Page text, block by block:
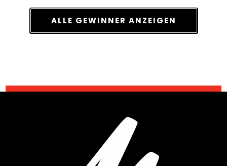
ALLE GEWINNER ANZEIGEN